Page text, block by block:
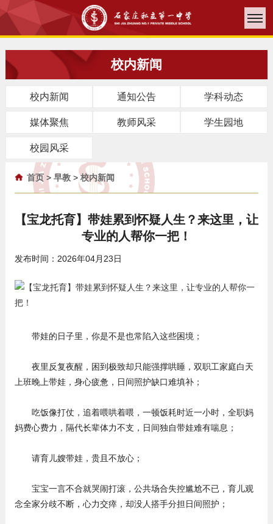
校内新闻
校内新闻 通知公告 学科动态
媒体聚焦 教师风采 学生园地
校园风采
首页> 早教>校内新闻
【宝龙托育】带娃累到怀疑人生？来这里，让
专业的人帮你一把！
发布时间：2026年04月23日
带娃的日子里，你是不是也常陷入这些困境；
夜里反复夜醒，困到极致却只能强撑哄睡，双职工家庭白天
上班晚上带娃，身心疲惫，日间照护缺口难填补；
吃饭像打仗，追着喂哄着喂，一顿饭耗时近一小时，全职妈
妈费心费力，隔代长辈体力不支，日间独自带娃难有喘息；
请育儿嫂带娃，贵且不放心；
宝宝一言不合就哭闹打滚，公共场合失控尴尬不已，育儿观
念全家分歧不断，心力交瘁，却没人搭手分担日间照护；